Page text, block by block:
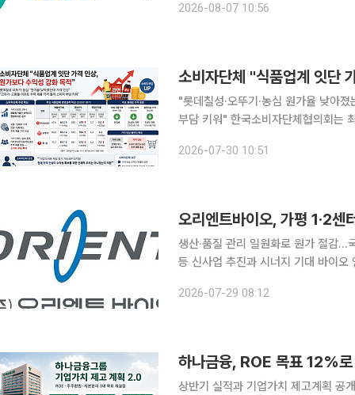
주력사업의 경쟁력을 강화하고 주주
2026-08-07 10:56
소비자단체 "식품업계 잇단
"롯데칠성·오뚜기·농심 원가율 낮아
부담 키워" 한국소비자단체협의회는 최근 식품업계의 잇따른 가격 인상과 관련해 원가 부담보다 수
기, 농심 등 주요 식품업체의 경영실
2026-07-30 10:51
오리엔트바이오, 가평 1·2
생산·품질 관리 일원화로 원가 절감…
등 신사업 추진과 시너지 기대 바이오 연구 인프라 전문기업 오리엔트바이오가 경기도 가평 제1·2센
제2센터의 생산·품질 관리 및 운영
2026-07-29 08:12
하나금융, ROE 목표 12%
상반기 실적과 기업가치 제고계획 공개CET1